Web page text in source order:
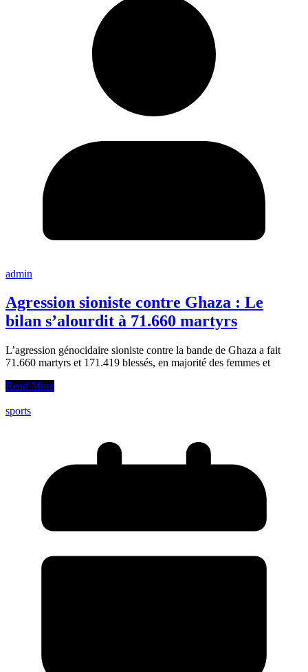
admin
Agression sioniste contre Ghaza : Le
bilan s’alourdit à 71.660 martyrs
L’agression génocidaire sioniste contre la bande de Ghaza a fait
71.660 martyrs et 171.419 blessés, en majorité des femmes et
Read More
sports